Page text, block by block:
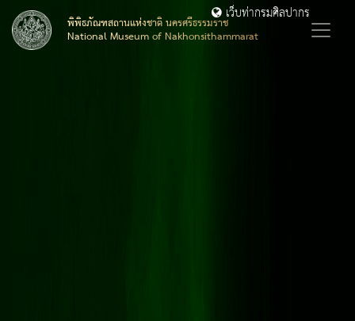
พิพิธภัณฑสถานแห่งชาติ นครศรีธรรมราช
National Museum of Nakhonsithammarat
เว็บท่ากรมศิลปากร